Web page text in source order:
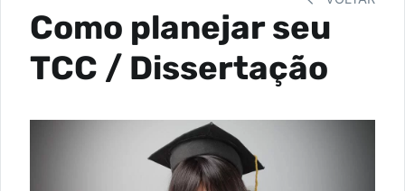
Como planejar seu
TCC / Dissertação